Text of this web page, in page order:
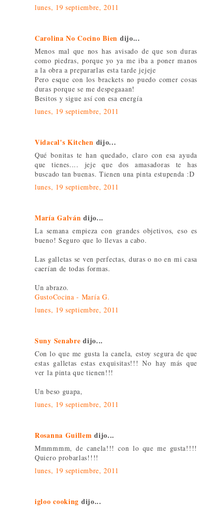
lunes, 19 septiembre, 2011
Carolina No Cocino Bien dijo...
Menos mal que nos has avisado de que son duras
como piedras, porque yo ya me iba a poner manos
a la obra a prepararlas esta tarde jejeje
Pero esque con los brackets no puedo comer cosas
duras porque se me despegaaan!
Besitos y sigue así con esa energía
lunes, 19 septiembre, 2011
Vidacal's Kitchen dijo...
Qué bonitas te han quedado, claro con esa ayuda
que tienes.... jeje que dos amasadoras te has
buscado tan buenas. Tienen una pinta estupenda :D
lunes, 19 septiembre, 2011
María Galván dijo...
La semana empieza con grandes objetivos, eso es
bueno! Seguro que lo llevas a cabo.
Las galletas se ven perfectas, duras o no en mi casa
caerían de todas formas.
Un abrazo.
GustoCocina - María G.
lunes, 19 septiembre, 2011
Suny Senabre dijo...
Con lo que me gusta la canela, estoy segura de que
estas galletas estas exquisitas!!! No hay más que
ver la pinta que tienen!!!
Un beso guapa,
lunes, 19 septiembre, 2011
Rosanna Guillem dijo...
Mmmmmm, de canela!!! con lo que me gusta!!!!
Quiero probarlas!!!!
lunes, 19 septiembre, 2011
igloo cooking dijo...